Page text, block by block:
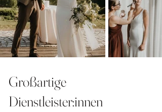
Großartige
Dienstleister:innen